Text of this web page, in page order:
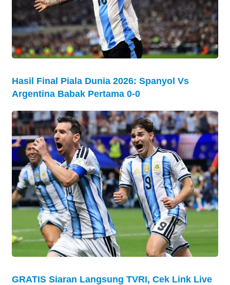
Hasil Final Piala Dunia 2026: Spanyol Vs
Argentina Babak Pertama 0-0
GRATIS Siaran Langsung TVRI, Cek Link Live